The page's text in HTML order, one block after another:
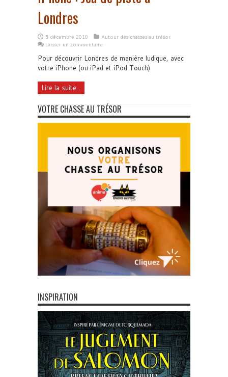
Londres
5 décembre 2010
Autour des chasses au trésor
Laisser un commentaire
Pour découvrir Londres de manière ludique, avec
votre iPhone (ou iPad et iPod Touch)
Lire la suite...
VOTRE CHASSE AU TRÉSOR
INSPIRATION